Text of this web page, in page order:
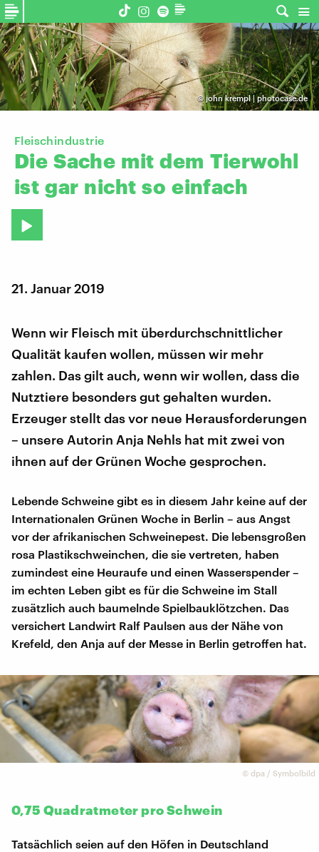
©john krempl | photocase.de
Fleischindustrie
Die Sache mit dem Tierwohl
ist gar nicht so einfach
21. Januar 2019
Wenn wir Fleisch mit überdurchschnittlicher
Qualität kaufen wollen, müssen wir mehr
zahlen. Das gilt auch, wenn wir wollen, dass die
Nutztiere besonders gut gehalten wurden.
Erzeuger stellt das vor neue Herausforderungen
– unsere Autorin Anja Nehls hat mit zwei von
ihnen auf der Grünen Woche gesprochen.
Lebende Schweine gibt es in diesem Jahr keine auf der
Internationalen Grünen Woche in Berlin – aus Angst
vor der afrikanischen Schweinepest. Die lebensgroßen
rosa Plastikschweinchen, die sie vertreten, haben
zumindest eine Heuraufe und einen Wasserspender –
im echten Leben gibt es für die Schweine im Stall
zusätzlich auch baumelnde Spielbauklötzchen. Das
versichert Landwirt Ralf Paulsen aus der Nähe von
Krefeld, den Anja auf der Messe in Berlin getroffen hat.
© dpa / Symbolbild
0,75 Quadratmeter pro Schwein
Tatsächlich seien auf den Höfen in Deutschland